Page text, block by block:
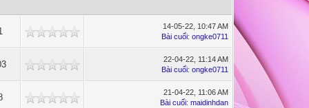
14-05-22, 10:47 AM
Bài cuối:ongke0711
22-04-22, 11:14 AM
Bài cuối:ongke0711
21-04-22, 11:06 AM
Bài cuối:maidinhdan